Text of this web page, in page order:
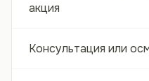
акция
Консультация или